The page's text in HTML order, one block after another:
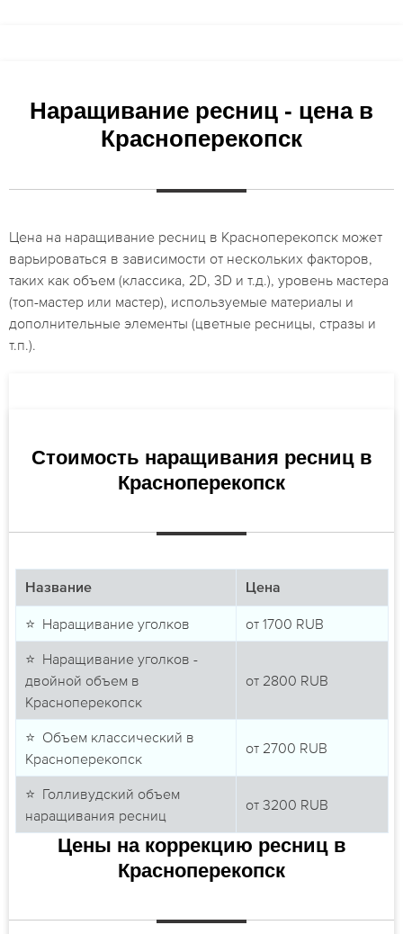
Наращивание ресниц - цена в
Красноперекопск
Цена на наращивание ресниц в Красноперекопск может
варьироваться в зависимости от нескольких факторов,
таких как объем (классика, 2D, 3D и т.д.), уровень мастера
(топ-мастер или мастер), используемые материалы и
дополнительные элементы (цветные ресницы, стразы и
т.п.).
Стоимость наращивания ресниц в
Красноперекопск
Название Цена
⭐ Наращивание уголков от 1700 RUB
⭐ Наращивание уголков -
двойной объем в
Красноперекопск
от 2800 RUB
⭐ Объем классический в
Красноперекопск
от 2700 RUB
⭐ Голливудский объем
наращивания ресниц
от 3200 RUB
Цены на коррекцию ресниц в
Красноперекопск